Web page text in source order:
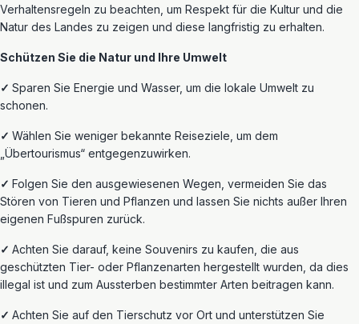
Verhaltensregeln zu beachten, um Respekt für die Kultur und die
Natur des Landes zu zeigen und diese langfristig zu erhalten.
Schützen Sie die Natur und Ihre Umwelt
✓ Sparen Sie Energie und Wasser, um die lokale Umwelt zu
schonen.
✓ Wählen Sie weniger bekannte Reiseziele, um dem
„Übertourismus“ entgegenzuwirken.
✓ Folgen Sie den ausgewiesenen Wegen, vermeiden Sie das
Stören von Tieren und Pflanzen und lassen Sie nichts außer Ihren
eigenen Fußspuren zurück.
✓ Achten Sie darauf, keine Souvenirs zu kaufen, die aus
geschützten Tier- oder Pflanzenarten hergestellt wurden, da dies
illegal ist und zum Aussterben bestimmter Arten beitragen kann.
✓ Achten Sie auf den Tierschutz vor Ort und unterstützen Sie